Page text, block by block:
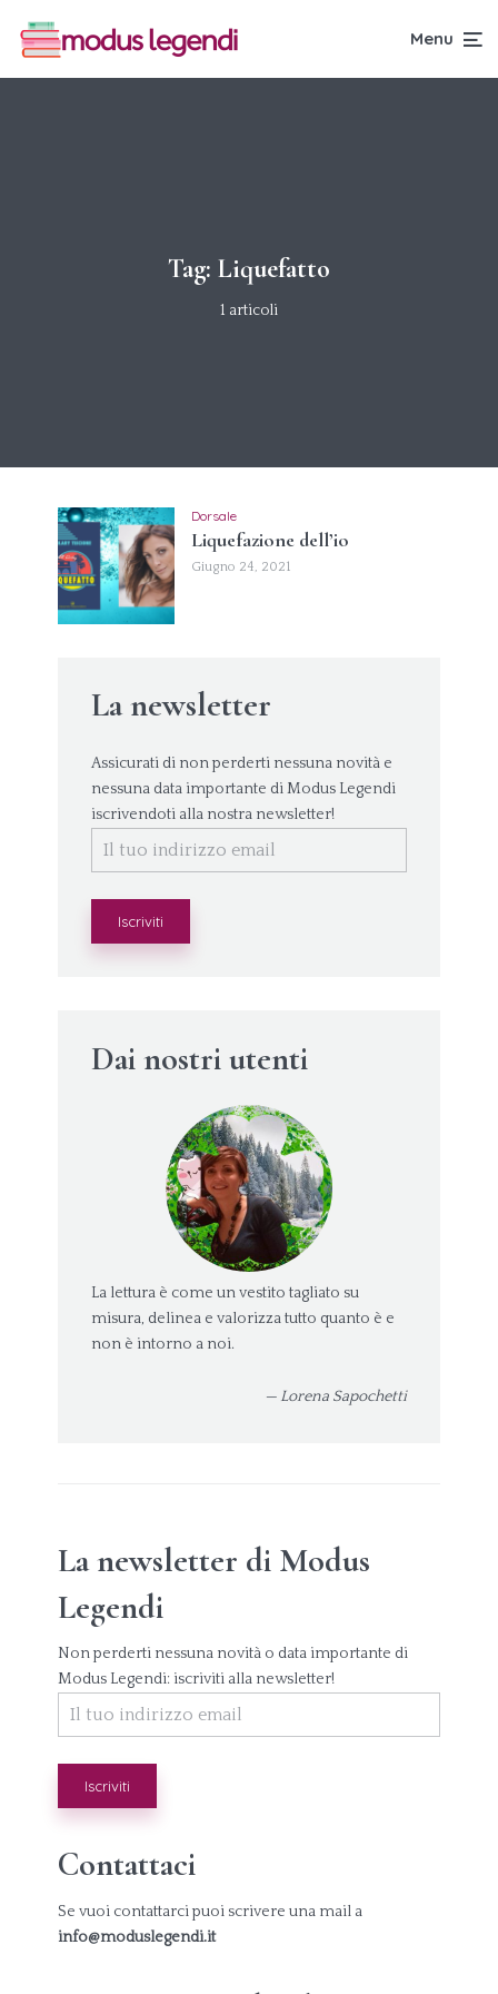
Menu
Tag: Liquefatto
1 articoli
Dorsale
Liquefazione dell’io
Giugno 24, 2021
La newsletter
Assicurati di non perderti nessuna novità e
nessuna data importante di Modus Legendi
iscrivendoti alla nostra newsletter!
Dai nostri utenti
La lettura è come un vestito tagliato su
misura, delinea e valorizza tutto quanto è e
non è intorno a noi.
— Lorena Sapochetti
La newsletter di Modus
Legendi
Non perderti nessuna novità o data importante di
Modus Legendi: iscriviti alla newsletter!
Contattaci
Se vuoi contattarci puoi scrivere una mail a
info@moduslegendi.it